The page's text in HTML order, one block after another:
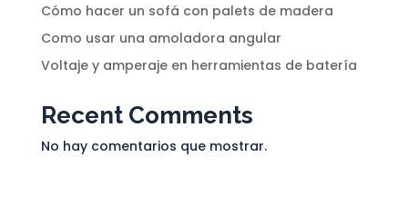
Cómo hacer un sofá con palets de madera
Como usar una amoladora angular
Voltaje y amperaje en herramientas de batería
Recent Comments
No hay comentarios que mostrar.